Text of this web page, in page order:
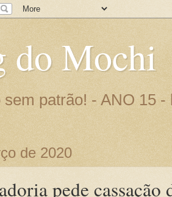
do Mochi
sem patrão! - ANO 15
de 2020
pede